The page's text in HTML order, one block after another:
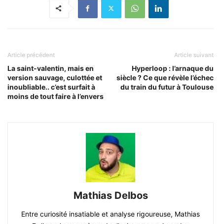
Article précédent
La saint-valentin, mais en
version sauvage, culottée et
inoubliable.. c’est surfait à
moins de tout faire à l’envers
Article suivant
Hyperloop : l’arnaque du
siècle ? Ce que révèle l’échec
du train du futur à Toulouse
Mathias Delbos
Entre curiosité insatiable et analyse rigoureuse, Mathias